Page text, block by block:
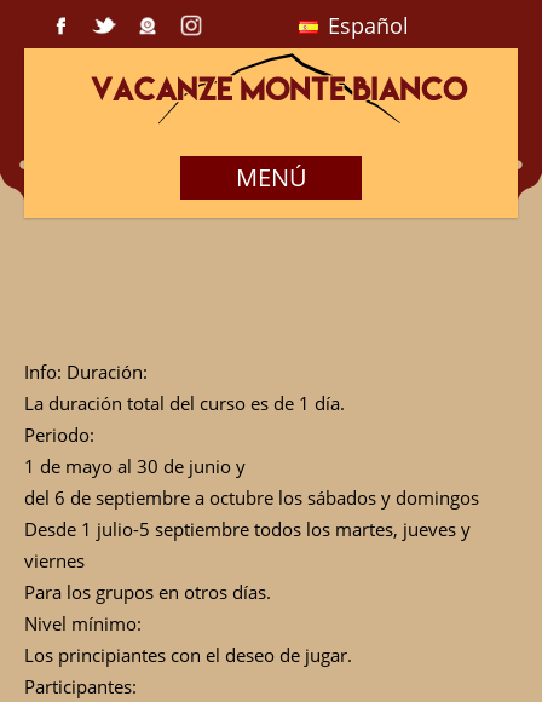
Español
MENÚ
Info: Duración:
La duración total del curso es de 1 día.
Periodo:
1 de mayo al 30 de junio y
del 6 de septiembre a octubre los sábados y domingos
Desde 1 julio-5 septiembre todos los martes, jueves y
viernes
Para los grupos en otros días.
Nivel mínimo:
Los principiantes con el deseo de jugar.
Participantes: